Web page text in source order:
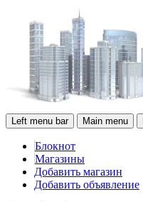
Left menu bar Main menu
Блокнот
Магазины
Добавить магазин
Добавить объявление